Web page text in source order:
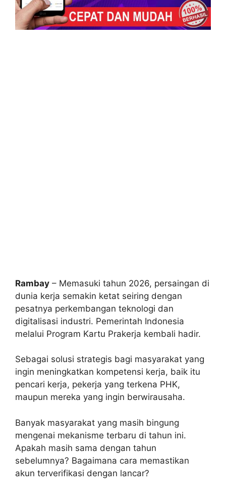
Rambay – Memasuki tahun 2026, persaingan di
dunia kerja semakin ketat seiring dengan
pesatnya perkembangan teknologi dan
digitalisasi industri. Pemerintah Indonesia
melalui Program Kartu Prakerja kembali hadir.
Sebagai solusi strategis bagi masyarakat yang
ingin meningkatkan kompetensi kerja, baik itu
pencari kerja, pekerja yang terkena PHK,
maupun mereka yang ingin berwirausaha.
Banyak masyarakat yang masih bingung
mengenai mekanisme terbaru di tahun ini.
Apakah masih sama dengan tahun
sebelumnya? Bagaimana cara memastikan
akun terverifikasi dengan lancar?